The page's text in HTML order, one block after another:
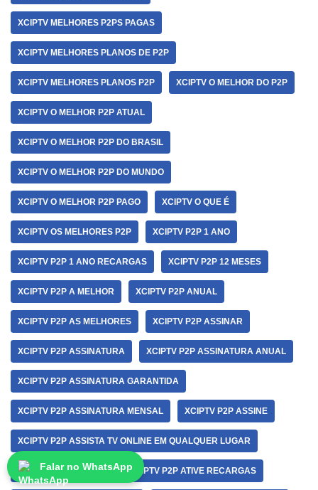
XCIPTV MELHORES P2PS PAGAS
XCIPTV MELHORES PLANOS DE P2P
XCIPTV MELHORES PLANOS P2P XCIPTV O MELHOR DO P2P
XCIPTV O MELHOR P2P ATUAL
XCIPTV O MELHOR P2P DO BRASIL
XCIPTV O MELHOR P2P DO MUNDO
XCIPTV O MELHOR P2P PAGO XCIPTV O QUE É
XCIPTV OS MELHORES P2P XCIPTV P2P 1 ANO
XCIPTV P2P 1 ANO RECARGAS XCIPTV P2P 12 MESES
XCIPTV P2P A MELHOR XCIPTV P2P ANUAL
XCIPTV P2P AS MELHORES XCIPTV P2P ASSINAR
XCIPTV P2P ASSINATURA XCIPTV P2P ASSINATURA ANUAL
XCIPTV P2P ASSINATURA GARANTIDA
XCIPTV P2P ASSINATURA MENSAL XCIPTV P2P ASSINE
XCIPTV P2P ASSISTA TV ONLINE EM QUALQUER LUGAR
XCIPTV P2P ASSISTIR XCIPTV P2P ATIVE RECARGAS
Falar no WhatsApp